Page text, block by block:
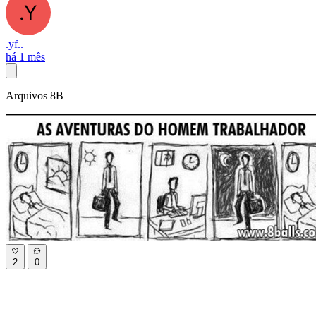
.yf..
há 1 mês
Arquivos 8B
2 0